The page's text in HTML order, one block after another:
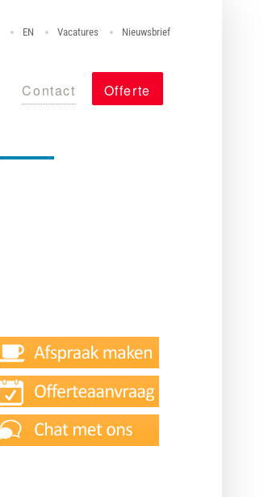
EN Vacatures Nieuwsbrief
Contact Offerte